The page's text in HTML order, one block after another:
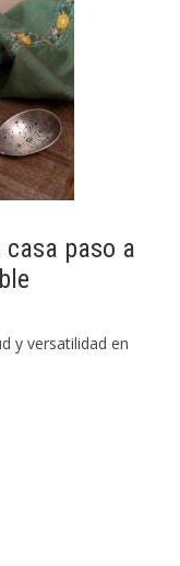
paso a
y versatilidad en